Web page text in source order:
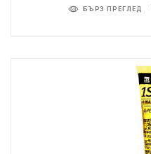
БЪРЗ ПРЕГЛЕД